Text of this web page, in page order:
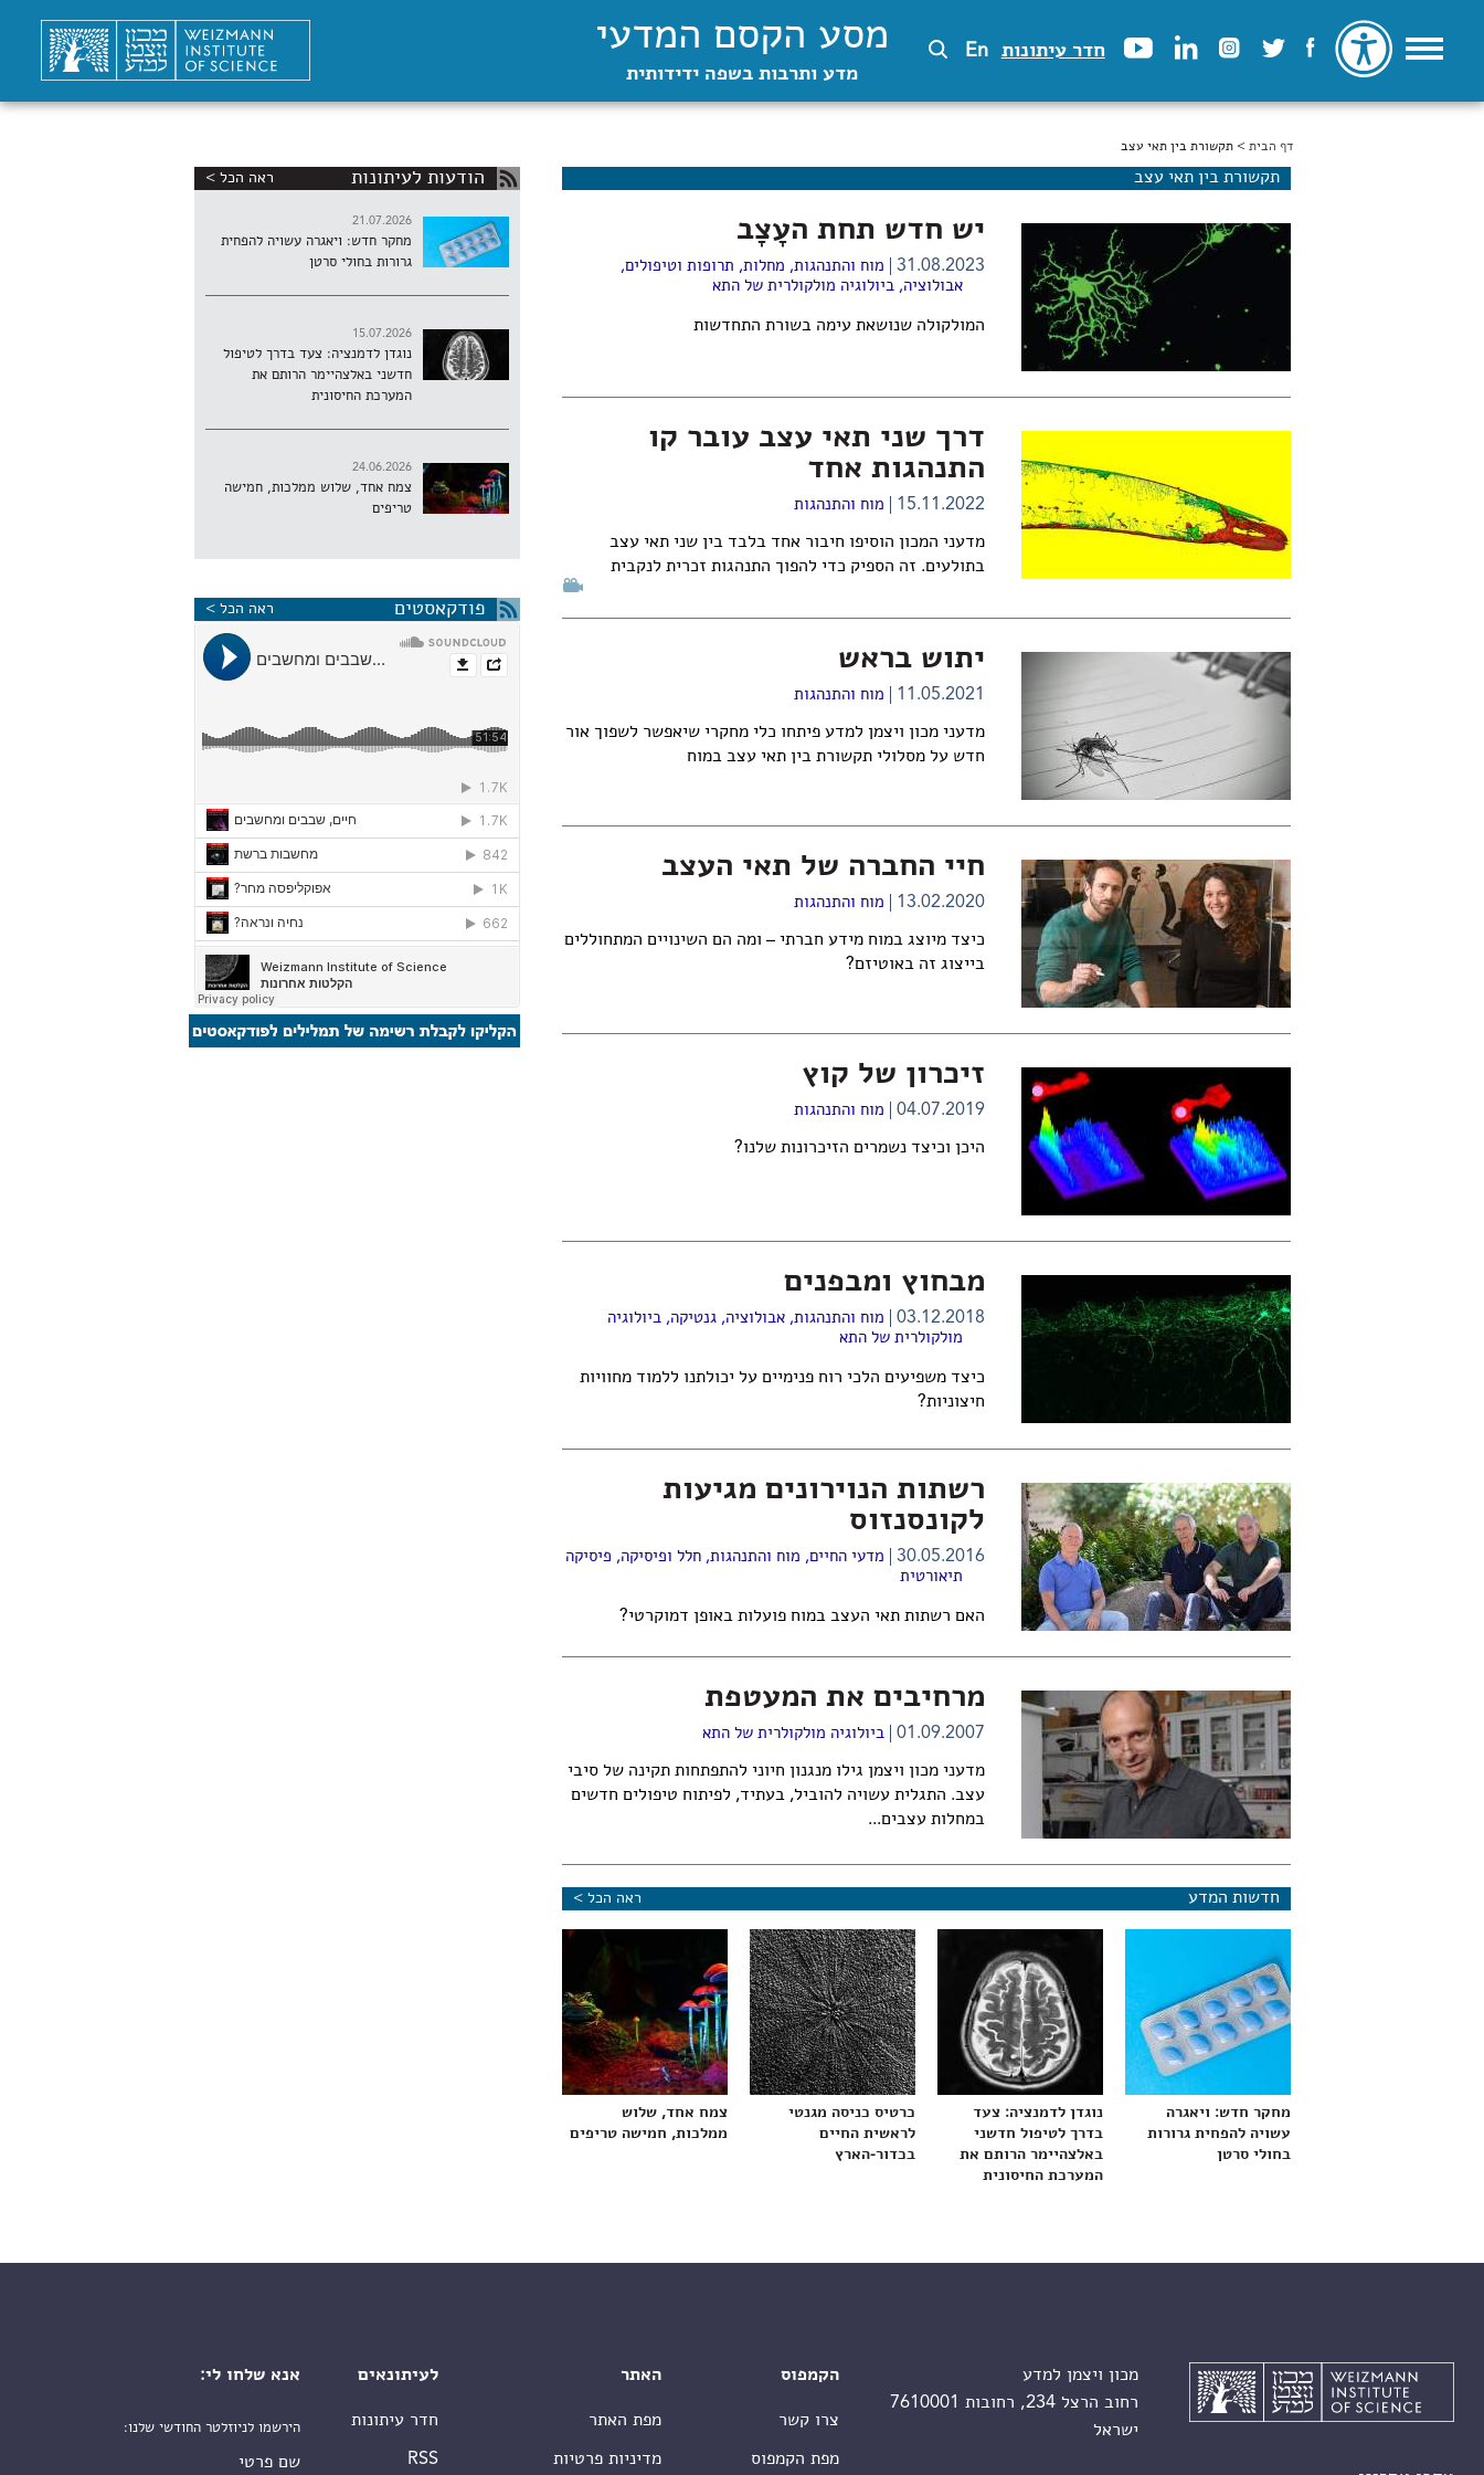
חדר עיתונות En מסע הקסם המדעי
מדע ותרבות בשפה ידידותית
הינך נמצא כאן
דף הבית > תקשורת בין תאי עצב
תקשורת בין תאי עצב
יש חדש תחת העָצָב
31.08.2023 מוח והתנהגות, מחלות, תרופות וטיפולים,
אבולוציה,ביולוגיה מולקולרית של התא
המולקולה שנושאת עימה בשורת התחדשות
דרך שני תאי עצב עובר קו
התנהגות אחד
15.11.2022 מוח והתנהגות
מדעני המכון הוסיפו חיבור אחד בלבד בין שני תאי עצב
בתולעים. זה הספיק כדי להפוך התנהגות זכרית לנקבית
יתוש בראש
11.05.2021 מוח והתנהגות
מדעני מכון ויצמן למדע פיתחו כלי מחקרי שיאפשר לשפוך אור
חדש על מסלולי תקשורת בין תאי עצב במוח
חיי החברה של תאי העצב
13.02.2020 מוח והתנהגות
כיצד מיוצג במוח מידע חברתי – ומה הם השינויים המתחוללים
בייצוג זה באוטיזם?
זיכרון של קוץ
04.07.2019 מוח והתנהגות
היכן וכיצד נשמרים הזיכרונות שלנו?
מבחוץ ומבפנים
03.12.2018 מוח והתנהגות,אבולוציה,גנטיקה,ביולוגיה
מולקולרית של התא
כיצד משפיעים הלכי רוח פנימיים על יכולתנו ללמוד מחוויות
חיצוניות?
רשתות הנוירונים מגיעות
לקונסנזוס
30.05.2016 מדעי החיים, מוח והתנהגות,חלל ופיסיקה, פיסיקה
תיאורטית
האם רשתות תאי העצב במוח פועלות באופן דמוקרטי?
מרחיבים את המעטפת
01.09.2007 ביולוגיה מולקולרית של התא
מדעני מכון ויצמן גילו מנגנון חיוני להתפתחות תקינה של סיבי
עצב. התגלית עשויה להוביל, בעתיד, לפיתוח טיפולים חדשים
במחלות עצבים...
חדשות המדע ראה הכל >
מחקר חדש: ויאגרה
עשויה להפחית גרורות
בחולי סרטן
נוגדן לדמנציה: צעד
בדרך לטיפול חדשני
באלצהיימר הרותם את
המערכת החיסונית
כרטיס כניסה מגנטי
לראשית החיים
בכדור-הארץ
צמח אחד, שלוש
ממלכות, חמישה טריפים
הודעות לעיתונות ראה הכל >
21.07.2026
מחקר חדש: ויאגרה עשויה להפחית
גרורות בחולי סרטן
15.07.2026
נוגדן לדמנציה: צעד בדרך לטיפול
חדשני באלצהיימר הרותם את
המערכת החיסונית
24.06.2026
צמח אחד, שלוש ממלכות, חמישה
טריפים
פודקאסטים ראה הכל >
מכון ויצמן למדע
רחוב הרצל 234, רחובות 7610001
ישראל
הקמפוס
צרו קשר
מפת הקמפוס
האתר
מפת האתר
מדיניות פרטיות
לעיתונאים
חדר עיתונות
RSS
אנא שלחו לי:
הירשמו לניוזלטר החודשי שלנו: